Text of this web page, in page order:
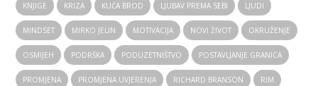
KNJIGE KRIZA KUĆA BROD LJUBAV PREMA SEBI LJUDI
MINDSET MIRKO JELIN MOTIVACIJA NOVI ŽIVOT OKRUŽENJE
OSMIJEH PODRŠKA PODUZETNIŠTVO POSTAVLJANJE GRANICA
PROMJENA PROMJENA UVJERENJA RICHARD BRANSON RIM